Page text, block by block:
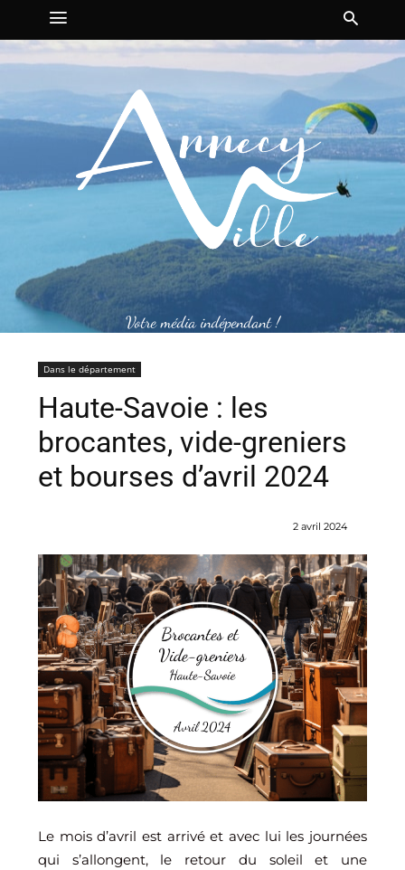
Votre média indépendant !
Dans le département
Haute-Savoie : les
brocantes, vide-greniers
et bourses d’avril 2024
2 avril 2024
Le mois d’avril est arrivé et avec lui les journées
qui s’allongent, le retour du soleil et une